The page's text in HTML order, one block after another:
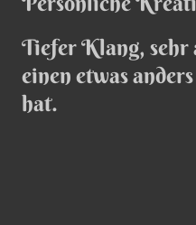
Tiefer Klang, sehr
einen etwas
hat.